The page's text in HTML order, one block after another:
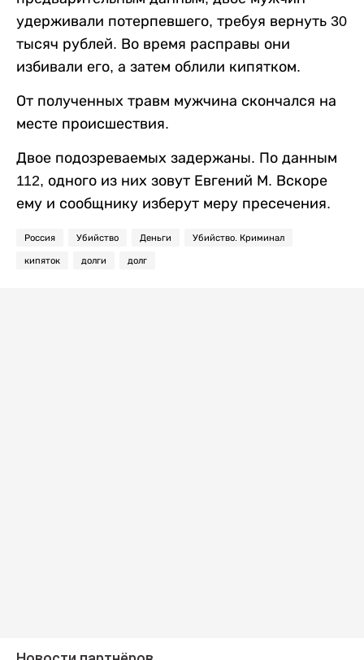
удерживали потерпевшего, требуя вернуть 30
тысяч рублей. Во время расправы они
избивали его, а затем облили кипятком.
От полученных травм мужчина скончался на
месте происшествия.
Двое подозреваемых задержаны. По данным
112, одного из них зовут Евгений М. Вскоре
ему и сообщнику изберут меру пресечения.
Россия Убийство Деньги Убийство. Криминал
кипяток долги долг